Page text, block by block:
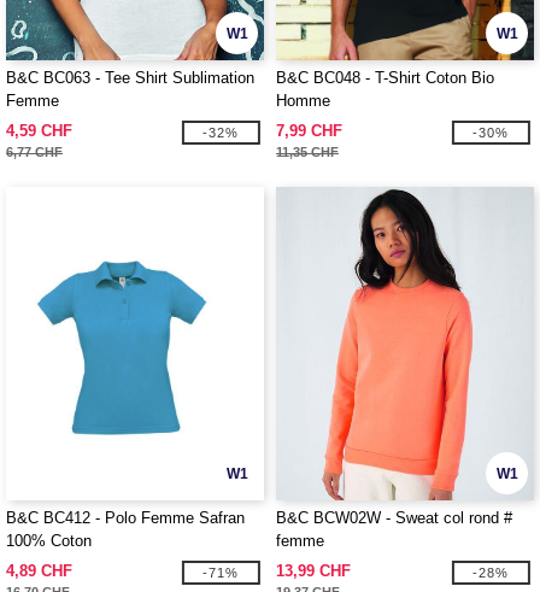
W1
B&C BC063 - Tee Shirt Sublimation
Femme
4,59 CHF
6,77 CHF
-32%
W1
B&C BC048 - T-Shirt Coton Bio
Homme
7,99 CHF
11,35 CHF
-30%
W1
B&C BC412 - Polo Femme Safran
100% Coton
4,89 CHF
-71%
W1
B&C BCW02W - Sweat col rond #
femme
13,99 CHF
-28%